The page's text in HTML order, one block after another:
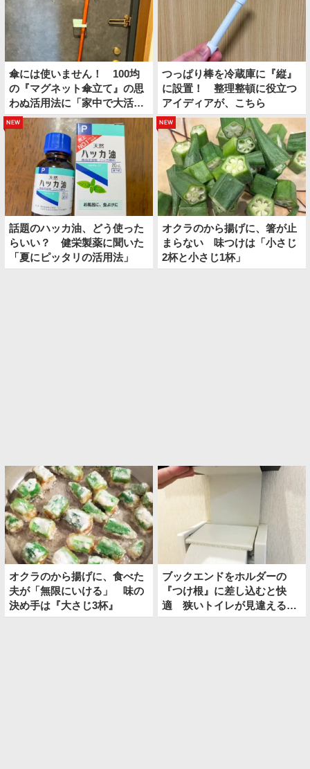
傘には使いません！ 100均
の『マグネット傘立て』の思
わぬ活用法に「家中で大活
躍！」
つっぱり棒を冷蔵庫に『縦』
に設置！ 整理整頓に役立つ
アイディアが、こちら
new
話題のハッカ油、どう使った
らいい？ 健栄製薬に聞いた
「夏にピッタリの活用法」
new
オクラのから揚げに、箸が止
まらない 味つけは「小さじ
2杯と小さじ1杯」
オクラのから揚げに、食べた
夫が「無限にいける」 味の
決め手は『大さじ3杯』
ブックエンドをホルダーの
『つけ根』に差し込むと快
適 狭いトイレが見違える裏
技とは